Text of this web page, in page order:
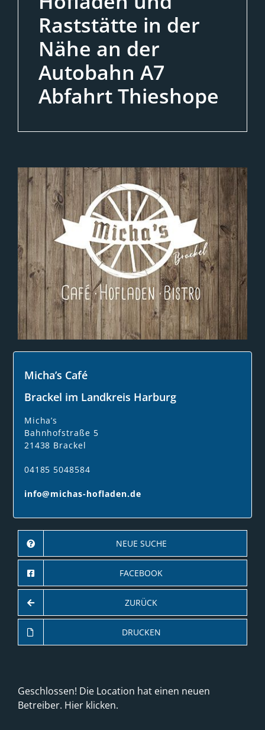
Raststätte in der
Nähe an der
Autobahn A7
Abfahrt Thieshope
Micha’s Café
Brackel im Landkreis Harburg
Micha’s
Bahnhofstraße 5
21438 Brackel
04185 5048584
info@michas-hofladen.de
NEUE SUCHE
FACEBOOK
ZURÜCK
DRUCKEN
Geschlossen! Die Location hat einen neuen
Betreiber. Hier klicken.